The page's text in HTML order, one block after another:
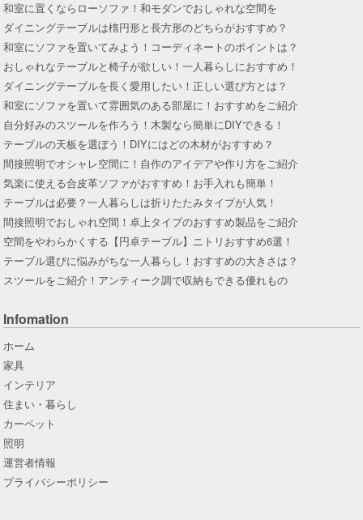
和室に置くならローソファ！和モダンでおしゃれな空間を
ダイニングテーブルは楕円形と長方形のどちらがおすすめ？
和室にソファを置いてみよう！コーディネートのポイントは？
おしゃれなテーブルと椅子が欲しい！一人暮らしにおすすめ！
ダイニングテーブルを長く愛用したい！正しい選び方とは？
和室にソファを置いて雰囲気のある部屋に！おすすめをご紹介
自分好みのスツールを作ろう！木製なら簡単にDIYできる！
テーブルの天板を選ぼう！DIYにはどの木材がおすすめ？
間接照明でオシャレ空間に！自作のアイデアや作り方をご紹介
気楽に使える合皮革ソファがおすすめ！お手入れも簡単！
テーブルは必要？一人暮らしは折りたたみタイプが人気！
間接照明でおしゃれ空間！卓上タイプのおすすめ製品をご紹介
空間をやわらかくする【円卓テーブル】ニトリおすすめ6選！
テーブル選びに悩みがちな一人暮らし！おすすめの大きさは？
スツールをご紹介！アンティーク調で収納もできる優れもの
Infomation
ホーム
家具
インテリア
住まい・暮らし
カーペット
照明
運営者情報
プライバシーポリシー